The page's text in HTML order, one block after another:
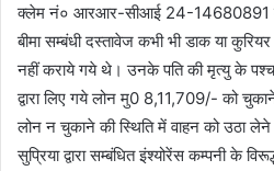
क्लेम नं० आरआर-सीआई 24-14680891 के
बीमा सम्बंधी दस्तावेज कभी भी डाक या
नहीं कराये गये थे। उनके पति की मृत्यु के
द्वारा लिए गये लोन मु0 8,11,709/- को
लोन न चुकाने की स्थिति में वाहन को उठा
सुप्रिया द्वारा सम्बंधित इंश्योरेंस कम्पनी के